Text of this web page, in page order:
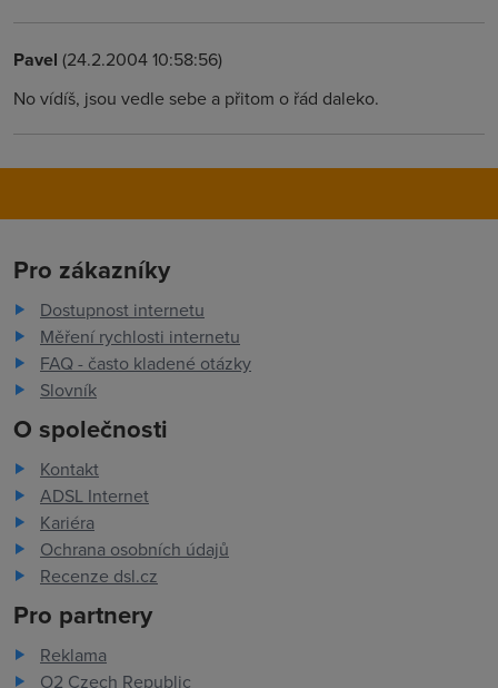
Pavel (24.2.2004 10:58:56)
No vídíš, jsou vedle sebe a přitom o řád daleko.
Pro zákazníky
Dostupnost internetu
Měření rychlosti internetu
FAQ - často kladené otázky
Slovník
O společnosti
Kontakt
ADSL Internet
Kariéra
Ochrana osobních údajů
Recenze dsl.cz
Pro partnery
Reklama
O2 Czech Republic